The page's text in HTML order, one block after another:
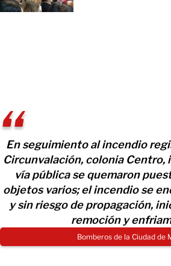
En seguimiento al incendio
Circunvalación, colonia Centro,
vía pública se quemaron
objetos varios; el incendio se
y sin riesgo de propagación,
remoción y
Bomberos de la Ciudad de